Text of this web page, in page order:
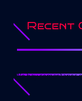
Recent
No hay comentarios